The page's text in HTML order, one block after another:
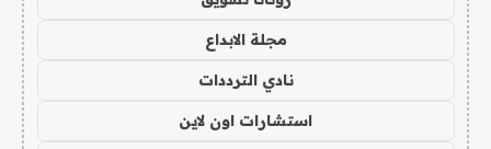
مجلة الابداع
نادي الترددات
استشارات اون لاين